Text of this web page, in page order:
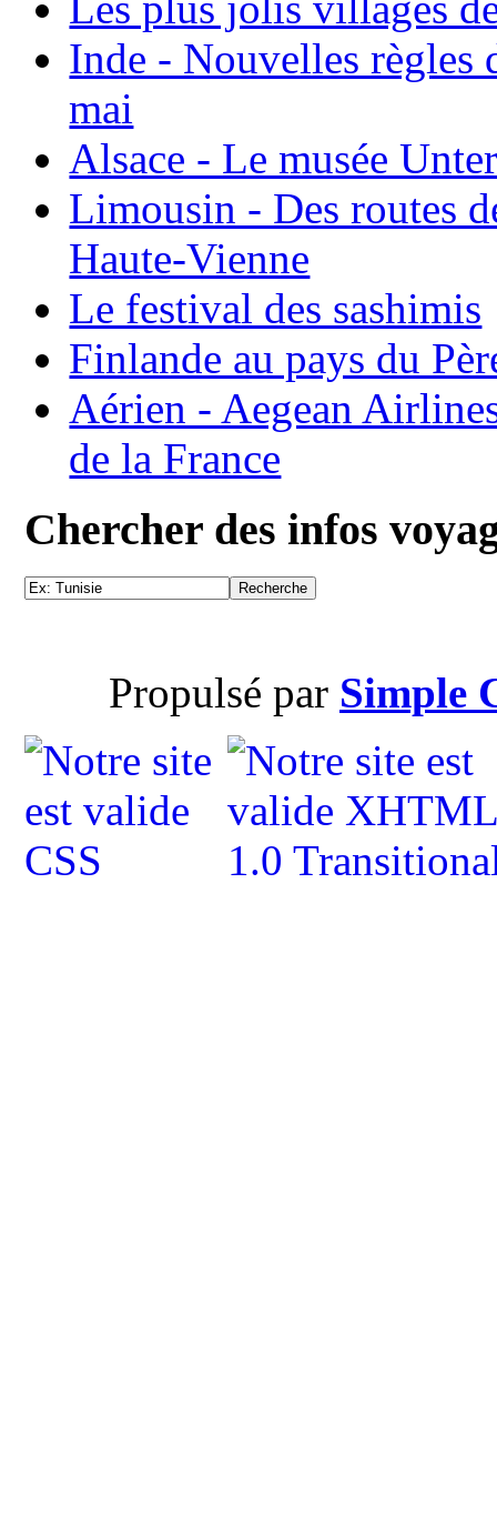
Inde - Nouvelles règles
mai
Alsace - Le musée
Limousin - Des routes
Haute-Vienne
Le festival des sashimis
Finlande au pays du
Aérien - Aegean
de la France
Chercher des infos
Propulsé par Simple